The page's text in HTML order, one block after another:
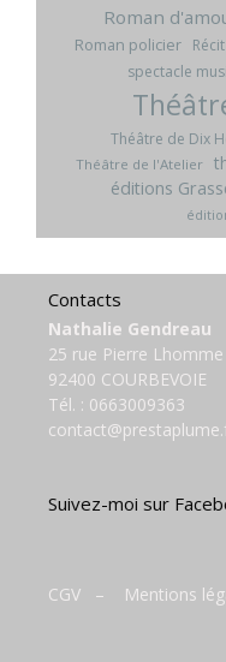
Roman
Roman policier Récit
spectacle
Théâtre de Dix
Théâtre de l'Atelier
éditions
Contacts
Nathalie Gendreau
25 rue Pierre Lhomme
92400 COURBEVOIE
Tél. : 0663009363
Suivez-moi sur
CGV – Mentions